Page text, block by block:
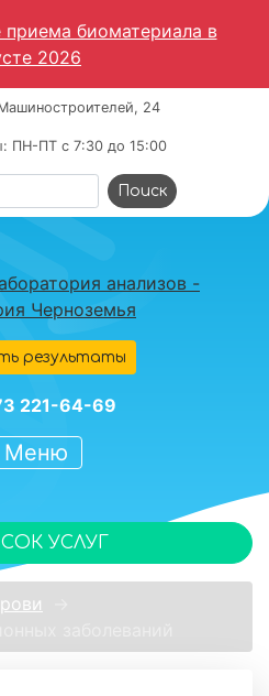
приема биоматериала в
2026
24
ПН-ПТ c 7:30 до 15:00
результаты
221-64-69
Меню
УСЛУГ